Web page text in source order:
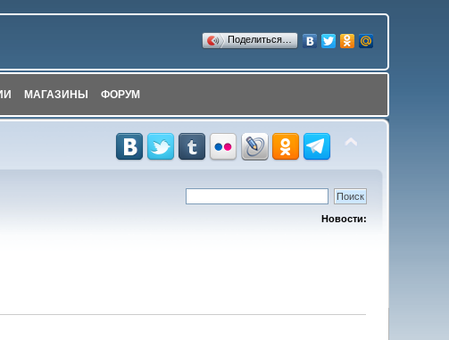
Поделиться…
МАГАЗИНЫ ФОРУМ
Новости: